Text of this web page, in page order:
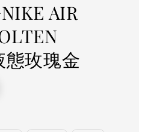
AIR
態玫瑰金